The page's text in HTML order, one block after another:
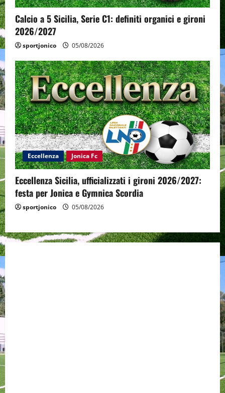
Calcio a 5 Sicilia, Serie C1: definiti organici e gironi
2026/2027
sportjonico 05/08/2026
Eccellenza Jonica Fc
Eccellenza Sicilia, ufficializzati i gironi 2026/2027:
festa per Jonica e Gymnica Scordia
sportjonico 05/08/2026